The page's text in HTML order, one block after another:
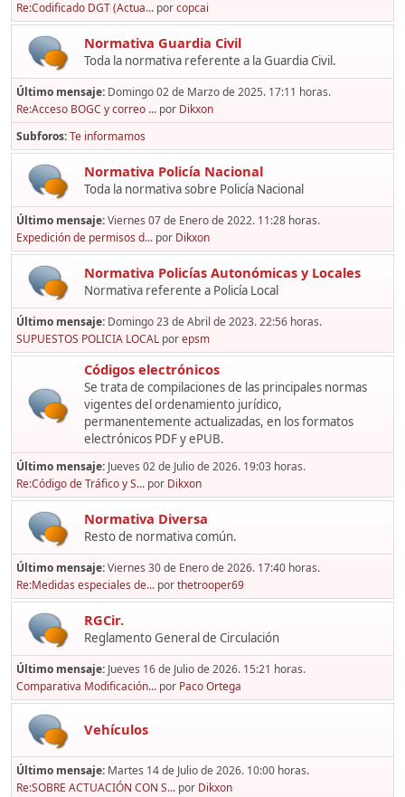
Re:Codificado DGT (Actua... porcopcai
Normativa Guardia Civil
Toda la normativa referente a la Guardia Civil.
Último mensaje: Domingo 02 de Marzo de 2025. 17:11 horas.
Re:Acceso BOGC y correo ... por Dikxon
Subforos Te informamos
Normativa Policía Nacional
Toda la normativa sobre Policía Nacional
Último mensaje:Viernes 07 de Enero de 2022. 11:28 horas.
Expedición de permisos d... por Dikxon
Normativa Policías Autonómicas y Locales
Normativa referente a Policía Local
Último mensaje: Domingo 23 de Abril de 2023. 22:56 horas.
SUPUESTOS POLICIA LOCAL porepsm
Códigos electrónicos
Se trata de compilaciones de las principales normas
vigentes del ordenamiento jurídico,
permanentemente actualizadas, en los formatos
electrónicos PDF y ePUB.
Último mensaje: Jueves 02 de Julio de 2026. 19:03 horas.
Re:Código de Tráfico y S... por Dikxon
Normativa Diversa
Resto de normativa común.
Último mensaje:Viernes 30 de Enero de 2026. 17:40 horas.
Re:Medidas especiales de... porthetrooper69
RGCir.
Reglamento General de Circulación
Último mensaje: Jueves 16 de Julio de 2026. 15:21 horas.
Comparativa Modificación... por Paco Ortega
Vehículos
Último mensaje: Martes 14 de Julio de 2026. 10:00 horas.
Re:SOBRE ACTUACIÓN CON S... por Dikxon